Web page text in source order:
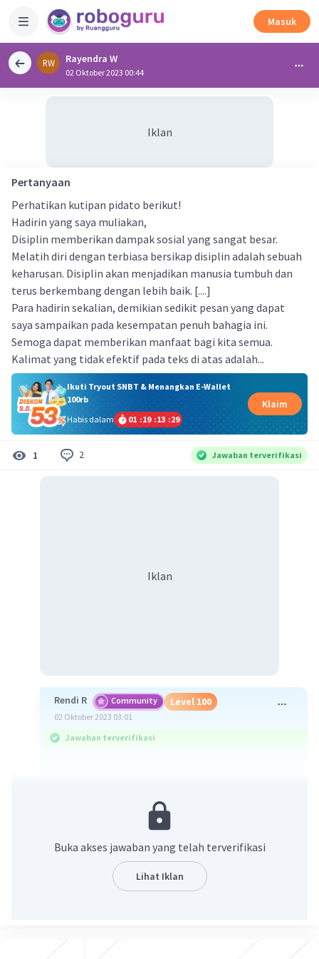
Masuk
RW Rayendra W
02 Oktober 2023 00:44
Iklan
Pertanyaan
Perhatikan kutipan pidato berikut!
Hadirin yang saya muliakan,
Disiplin memberikan dampak sosial yang sangat besar.
Melatih diri dengan terbiasa bersikap disiplin adalah sebuah
keharusan. Disiplin akan menjadikan manusia tumbuh dan
terus berkembang dengan lebih baik. [....]
Para hadirin sekalian, demikian sedikit pesan yang dapat
saya sampaikan pada kesempatan penuh bahagia ini.
Semoga dapat memberikan manfaat bagi kita semua.
Kalimat yang tidak efektif pada teks di atas adalah...
Ikuti Tryout SNBT & Menangkan E-Wallet
100rb
Habis dalam
01 :19 :13 :29
Klaim
1 2 Jawaban terverifikasi
Iklan
Rendi R Community Level 100
02 Oktober 2023 03:01
Jawaban terverifikasi
Kalimat yang tidak efektif pada kutipan pidato di
"Melatih diri dengan terbiasa
bersikap disiplin adalah sebuah keharusan."
Kalimat tersebut tidak efektif karena melanggar
kehematan. Kata "terbiasa" dan
"bersikap" sudah mengandung makna yang
Buka akses jawaban yang telah terverifikasi
Lihat Iklan